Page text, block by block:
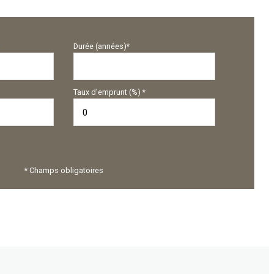
Durée (années)*
Taux d'emprunt (%) *
* Champs obligatoires